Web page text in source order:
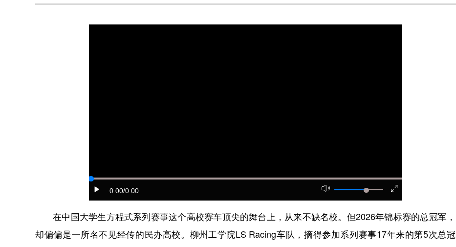
0:00/0:00
在中国大学生方程式系列赛事这个高校赛车顶尖的舞台上，从来不缺名校。但2026年锦标赛的总冠军，
却偏偏是一所名不见经传的民办高校。柳州工学院LS Racing车队，摘得参加系列赛事17年来的第5次总冠